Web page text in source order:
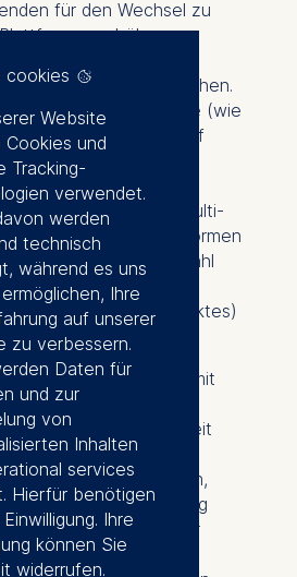
für den Wechsel zu
erhöhen.
die Autoren
das Kippen abschwächen.
Netzwerkeffekte (wie
Verkäufern auf
Plattform), "lokale"
(wie lokale
Immobilienmärkte), Multi-
zwischen Plattformen
die sorgfältige Auswahl
Produkten oder
einer Seite des Marktes)
ein Prüfschema vor, mit
politische
die Wahrscheinlichkeit
können. Das
vier relevante Fragen,
bei der Einschätzung
die den Wert einer
Plattform
cookies
Website
und
Tracking-
verwendet.
werden
technisch
während es uns
Ihre
auf unserer
zu verbessern.
Daten für
und zur
von
Inhalten
services
Hierfür benötigen
Ihre
können Sie
widerrufen.